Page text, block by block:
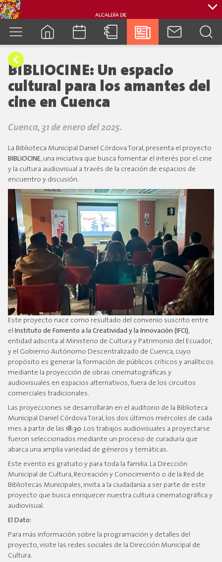
BIBLIOCINE: Un espacio
cultural para los amantes del
cine en Cuenca
Cuenca, 31 de enero del 2025.
La Biblioteca Municipal Daniel Córdova Toral, presenta el proyecto
BIBLIOCINE, una iniciativa que busca fomentar el interés por el cine
y la cultura audiovisual a través de la creación de espacios de
encuentro y discusión.
Este proyecto nace como resultado del convenio suscrito entre
el
Instituto de Fomento a la Creatividad y la Innovación (IFCI),
entidad adscrita al Ministerio de Cultura y Patrimonio del Ecuador,
y el Gobierno Autónomo Descentralizado de Cuenca, cuyo
propósito es generar la formación de públicos críticos y analíticos
mediante la proyección de obras cinematográficas y
audiovisuales en espacios alternativos, fuera de los circuitos
comerciales tradicionales.
Las proyecciones se desarrollarán en el auditorio de la Biblioteca
Municipal Daniel Córdova Toral, los dos últimos miércoles de cada
mes a partir de las 18:30. Los trabajos audiovisuales a proyectarse
fueron seleccionados mediante un proceso de curaduría que
abarca una amplia variedad de géneros y temáticas.
Este evento es gratuito y para toda la familia. La Dirección
Municipal de Cultura, Recreación y Conocimiento o de la Red de
Bibliotecas Municipales, invita a la ciudadanía a ser parte de este
proyecto que busca enriquecer nuestra cultura cinematográfica y
audiovisual.
El Dato:
Para más información sobre la programación y detalles del
proyecto, visite las redes sociales de la Dirección Municipal de
Cultura.